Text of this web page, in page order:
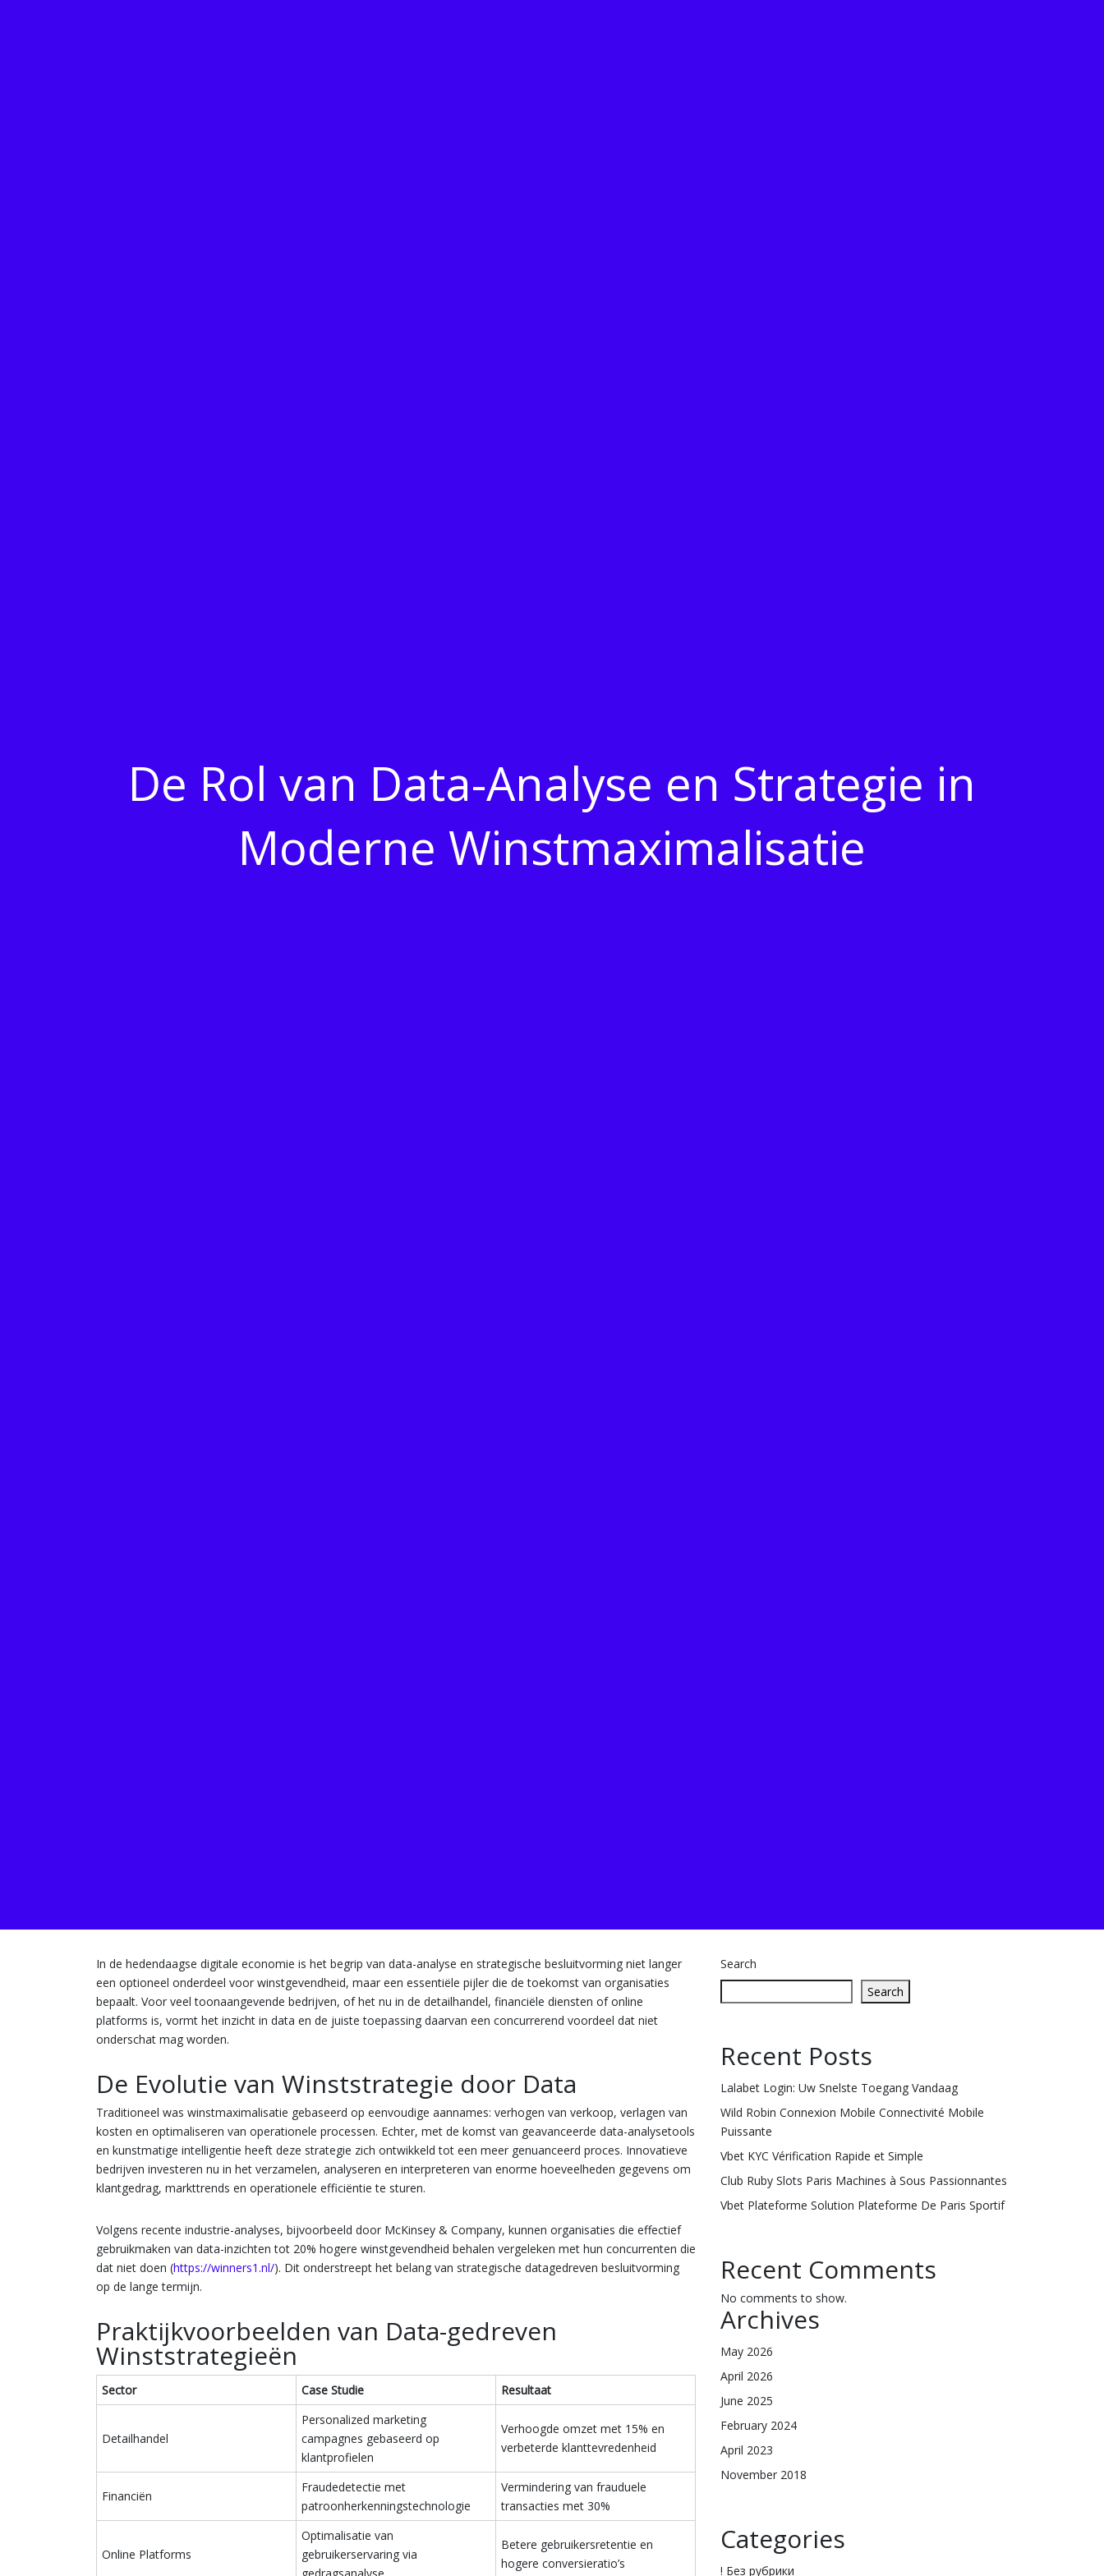
De Rol van Data-Analyse en Strategie in
Moderne Winstmaximalisatie
In de hedendaagse digitale economie is het begrip van data-analyse en strategische besluitvorming niet langer
een optioneel onderdeel voor winstgevendheid, maar een essentiële pijler die de toekomst van organisaties
bepaalt. Voor veel toonaangevende bedrijven, of het nu in de detailhandel, financiële diensten of online
platforms is, vormt het inzicht in data en de juiste toepassing daarvan een concurrerend voordeel dat niet
onderschat mag worden.
De Evolutie van Winststrategie door Data
Traditioneel was winstmaximalisatie gebaseerd op eenvoudige aannames: verhogen van verkoop, verlagen van
kosten en optimaliseren van operationele processen. Echter, met de komst van geavanceerde data-analysetools
en kunstmatige intelligentie heeft deze strategie zich ontwikkeld tot een meer genuanceerd proces. Innovatieve
bedrijven investeren nu in het verzamelen, analyseren en interpreteren van enorme hoeveelheden gegevens om
klantgedrag, markttrends en operationele efficiëntie te sturen.
Volgens recente industrie-analyses, bijvoorbeeld door McKinsey & Company, kunnen organisaties die effectief
gebruikmaken van data-inzichten tot 20% hogere winstgevendheid behalen vergeleken met hun concurrenten die
dat niet doen (https://winners1.nl/). Dit onderstreept het belang van strategische datagedreven besluitvorming
op de lange termijn.
Praktijkvoorbeelden van Data-gedreven
Winststrategieën
Sector Case Studie Resultaat
Detailhandel
Personalized marketing
campagnes gebaseerd op
klantprofielen
Verhoogde omzet met 15% en
verbeterde klanttevredenheid
Financiën
Fraudedetectie met
patroonherkenningstechnologie
Vermindering van frauduele
transacties met 30%
Online Platforms
Optimalisatie van
gebruikerservaring via
Betere gebruikersretentie en
hogere conversieratio’s
Search
Search
Recent Posts
Lalabet Login: Uw Snelste Toegang Vandaag
Wild Robin Connexion Mobile Connectivité Mobile
Puissante
Vbet KYC Vérification Rapide et Simple
Club Ruby Slots Paris Machines à Sous Passionnantes
Vbet Plateforme Solution Plateforme De Paris Sportif
Recent Comments
No comments to show.
Archives
May 2026
April 2026
June 2025
February 2024
April 2023
November 2018
Categories
! Без рубрики